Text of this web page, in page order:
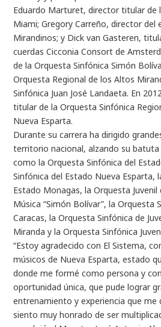
Eduardo Marturet, director titular de
Miami; Gregory Carreño, director del
Mirandinos; y Dick van Gasteren,
cuerdas Cicconia Consort de
de la Orquesta Sinfónica Simón
Orquesta Regional de los Altos
Sinfónica Juan José Landaeta. En
titular de la Orquesta Sinfónica
Nueva Esparta.
Durante su carrera ha dirigido
territorio nacional, alzando su batuta
como la Orquesta Sinfónica del
Sinfónica del Estado Nueva Esparta,
Estado Monagas, la Orquesta
Música “Simón Bolívar”, la Orquesta
Caracas, la Orquesta Sinfónica de
Miranda y la Orquesta Sinfónica
“Estoy agradecido con El Sistema,
músicos de Nueva Esparta, estado
donde me formé como persona y
oportunidad única, que pude lograr
entrenamiento y experiencia que me
siento muy honrado de ser